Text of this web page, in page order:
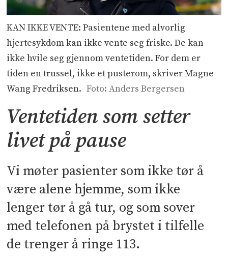
KAN IKKE VENTE: Pasientene med alvorlig
hjertesykdom kan ikke vente seg friske. De kan
ikke hvile seg gjennom ventetiden. For dem er
tiden en trussel, ikke et pusterom, skriver Magne
Wang Fredriksen. Foto: Anders Bergersen
Ventetiden som setter
livet på pause
Vi møter pasienter som ikke tør å
være alene hjemme, som ikke
lenger tør å gå tur, og som sover
med telefonen på brystet i tilfelle
de trenger å ringe 113.